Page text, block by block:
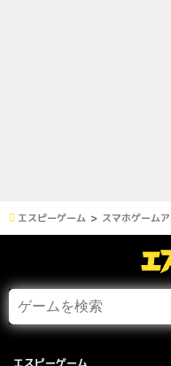
エスピーゲーム スマホゲーム
エスピーゲーム